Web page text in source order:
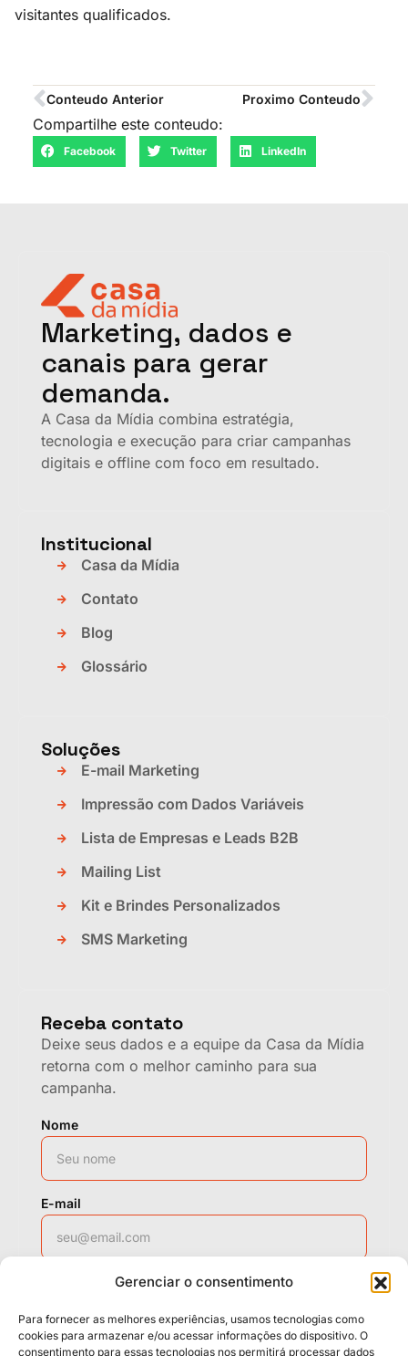
Gerenciar o consentimento
Para fornecer as melhores experiências, usamos tecnologias como
cookies para armazenar e/ou acessar informações do dispositivo. O
consentimento para essas tecnologias nos permitirá processar dados
visitantes qualificados.
Conteudo Anterior Proximo Conteudo
Compartilhe este conteudo:
Facebook Twitter LinkedIn
Marketing, dados e
canais para gerar
demanda.
A Casa da Mídia combina estratégia,
tecnologia e execução para criar campanhas
digitais e offline com foco em resultado.
Institucional
Casa da Mídia
Contato
Blog
Glossário
Soluções
E-mail Marketing
Impressão com Dados Variáveis
Lista de Empresas e Leads B2B
Mailing List
Kit e Brindes Personalizados
SMS Marketing
Receba contato
Deixe seus dados e a equipe da Casa da Mídia
retorna com o melhor caminho para sua
campanha.
Nome
E-mail